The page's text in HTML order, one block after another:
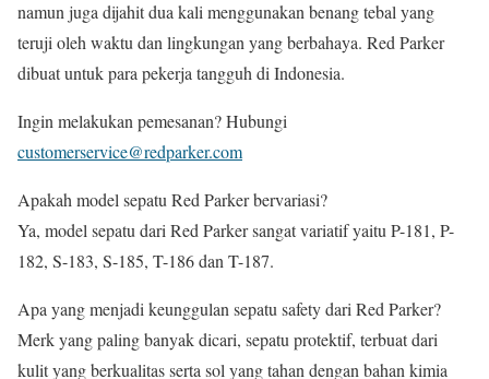
namun juga dijahit dua kali menggunakan benang tebal yang
teruji oleh waktu dan lingkungan yang berbahaya. Red Parker
dibuat untuk para pekerja tangguh di Indonesia.
Ingin melakukan pemesanan? Hubungi
customerservice@redparker.com
Apakah model sepatu Red Parker bervariasi?
Ya, model sepatu dari Red Parker sangat variatif yaitu P-181, P-
182, S-183, S-185, T-186 dan T-187.
Apa yang menjadi keunggulan sepatu safety dari Red Parker?
Merk yang paling banyak dicari, sepatu protektif, terbuat dari
kulit yang berkualitas serta sol yang tahan dengan bahan kimia